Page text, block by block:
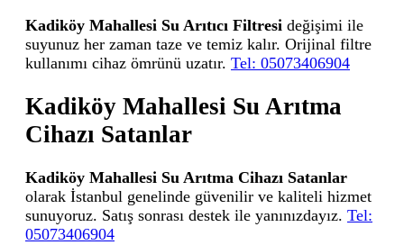
Kadiköy Mahallesi Su Arıtıcı Filtresi değişimi ile
suyunuz her zaman taze ve temiz kalır. Orijinal filtre
kullanımı cihaz ömrünü uzatır. Tel: 05073406904
Kadiköy Mahallesi Su Arıtma
Cihazı Satanlar
Kadiköy Mahallesi Su Arıtma Cihazı Satanlar
olarak İstanbul genelinde güvenilir ve kaliteli hizmet
sunuyoruz. Satış sonrası destek ile yanınızdayız. Tel:
05073406904